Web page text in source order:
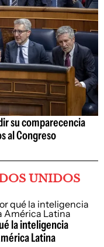
su comparecencia
al Congreso
UNIDOS
la inteligencia
Latina